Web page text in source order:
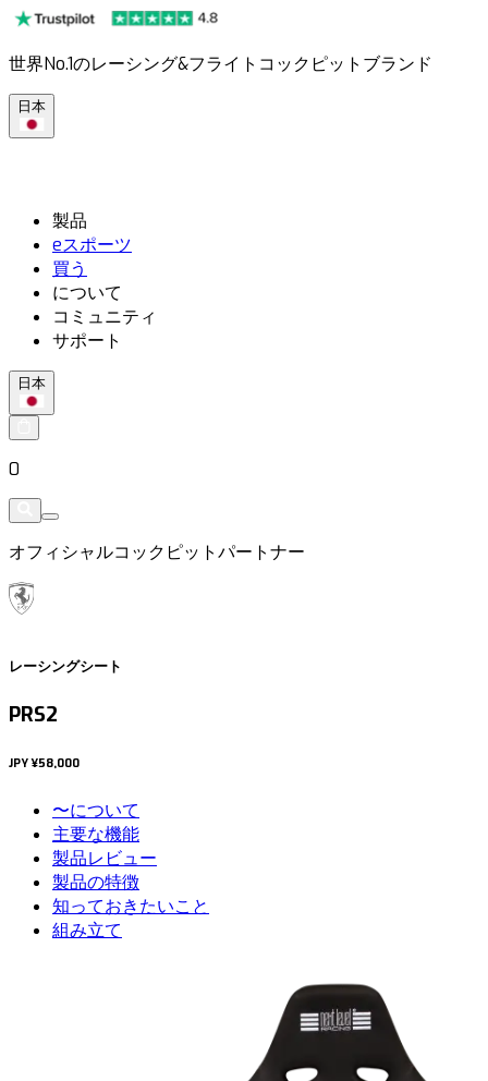
世界No.1のレーシング&フライトコックピットブランド
日本
製品
eスポーツ
買う
について
コミュニティ
サポート
日本
0
オフィシャルコックピットパートナー
レーシングシート
PRS2
JPY ¥58,000
〜について
主要な機能
製品レビュー
製品の特徴
知っておきたいこと
組み立て